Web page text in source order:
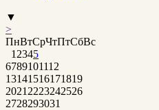
▼
>
ПнВтСрЧтПтСбВс
1 2345
6789101112
13141516171819
2021 2223242526
2728293031